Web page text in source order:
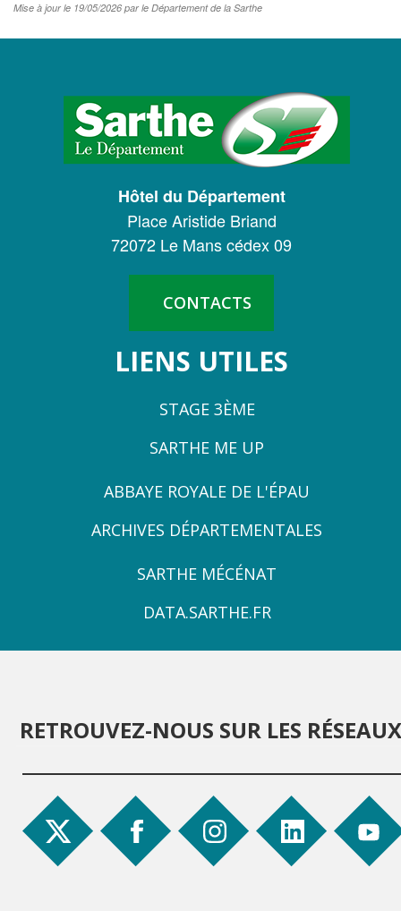
Mise à jour le 19/05/2026 par le Département de la Sarthe
LOGO
CONSEIL
DÉPARTEMENTAL
SARTHE
Hôtel du Département
Place Aristide Briand
72072 Le Mans cédex 09
CONTACTS
LIENS UTILES
STAGE 3ÈME
SARTHE ME UP
ZONEABBAYE ROYALE DE L'ÉPAU
ARCHIVES DÉPARTEMENTALES
SARTHE MÉCÉNAT
DATA.SARTHE.FR
RETROUVEZ-NOUS SUR LES RÉSEAUX